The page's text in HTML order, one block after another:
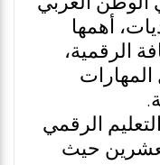
أهمها
الرقمية،
الرقمي
حيث